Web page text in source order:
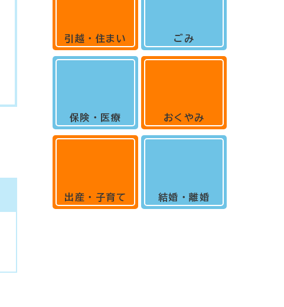
引越・住まい
保険・医療
出産・子育て
ごみ
おくやみ
結婚・離婚